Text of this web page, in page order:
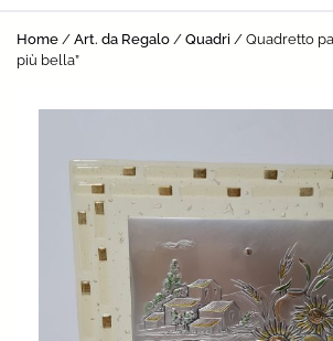
Home / Art. da Regalo / Quadri / Quadretto
più bella”